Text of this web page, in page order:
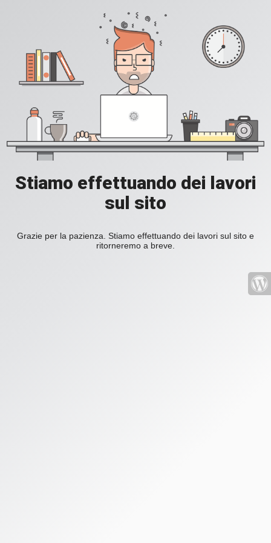
Stiamo effettuando dei lavori
sul sito
Grazie per la pazienza. Stiamo effettuando dei lavori sul sito e
ritorneremo a breve.